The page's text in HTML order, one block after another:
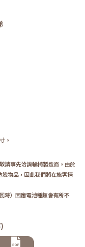
。
請事先洽詢輪椅製造商。由於
物品，因此我們將在旅客搭
時）因應電池種類會有所不